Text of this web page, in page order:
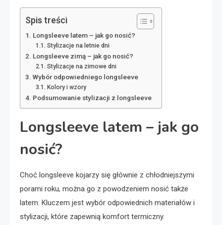
Spis treści
Longsleeve latem – jak go nosić?
Stylizacje na letnie dni
Longsleeve zimą – jak go nosić?
Stylizacje na zimowe dni
Wybór odpowiedniego longsleeve
Kolory i wzory
Podsumowanie stylizacji z longsleeve
Longsleeve latem – jak go
nosić?
Choć longsleeve kojarzy się głównie z chłodniejszymi
porami roku, można go z powodzeniem nosić także
latem. Kluczem jest wybór odpowiednich materiałów i
stylizacji, które zapewnią komfort termiczny.